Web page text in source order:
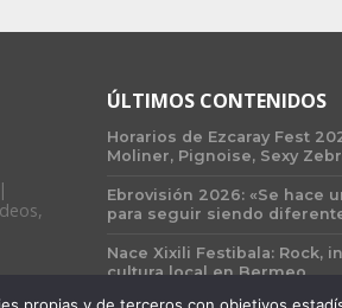
ÚLTIMOS CONTENIDOS
Horarios de Ezcaray Fest
Moliner, Pignoise, Sexy
Ebrovisión 2026: «Se hace
para seguir siendo
Nace Xixili Festibala: Rock,
cultura local en Bermeo